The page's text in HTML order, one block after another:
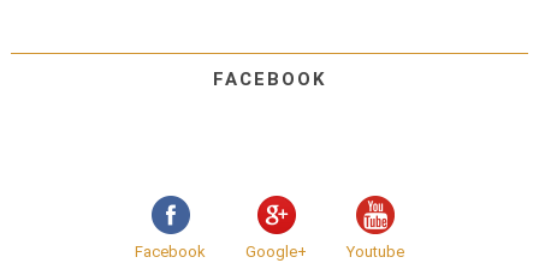
FACEBOOK
Facebook Google+ Youtube